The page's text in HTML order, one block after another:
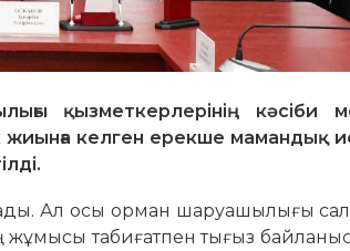
қызметкерлерінің кәсіби
келген ерекше мамандық
Ал осы орман шаруашылығы
жұмысы табиғатпен тығыз